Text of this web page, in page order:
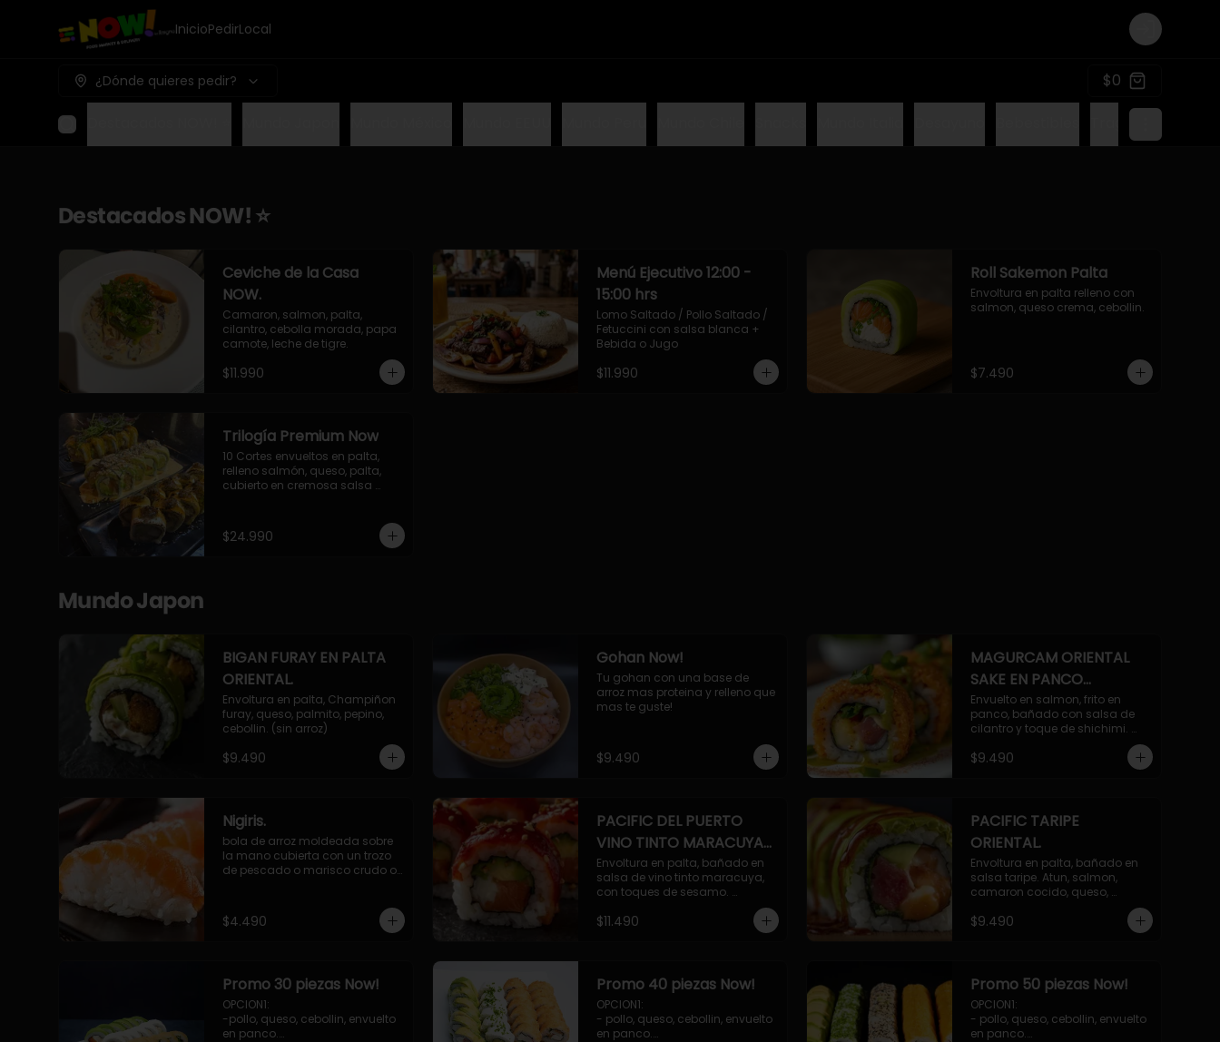
InicioPedirLocal Login
¿Dónde quieres pedir? $0
Destacados NOW! ⭐
Ceviche de la Casa
NOW.
Camaron, salmon, palta,
cilantro, cebolla morada, papa
camote, leche de tigre.
$11.990
Menú Ejecutivo 12:00 -
15:00 hrs
Lomo Saltado / Pollo Saltado /
Fetuccini con salsa blanca +
Bebida o Jugo
$11.990
Roll Sakemon Palta
Envoltura en palta relleno con
salmon, queso crema, cebollin.
$7.490
Trilogía Premium Now
10 Cortes envueltos en palta,
relleno salmón, queso, palta,
cubierto en cremosa salsa
crema, relleno de pollo
apanado y palta, cubierto con
salmón.
$24.990
Mundo Japon
BIGAN FURAY EN PALTA
ORIENTAL.
Envoltura en palta, Champiñon
furay, queso, palmito, pepino,
cebollin. (sin arroz)
$9.490
Gohan Now!
Tu gohan con una base de
arroz mas proteina y relleno que
mas te guste!
$9.490
MAGURCAM ORIENTAL
SAKE EN PANCO
ACILANTRADO.
Envuelto en salmon, frito en
panco, bañado con salsa de
cilantro y toque de shichimi.
Atun, camaron, queso, cebollin.
$9.490
Nigiris.
bola de arroz moldeada sobre
la mano cubierta con un trozo
de pescado o marisco crudo o
$4.490
PACIFIC DEL PUERTO
VINO TINTO MARACUYA
ORIENTAL.
Envoltura en palta, bañado en
salsa de vino tinto maracuya,
con toques de sesamo.
Camaron furai, salmon, queso,
pepino.
$11.490
PACIFIC TARIPE
ORIENTAL.
Envoltura en palta, bañado en
salsa taripe. Atun, salmon,
camaron cocido, queso,
$9.490
Promo 30 piezas Now!
OPCION1:
-pollo, queso, cebollin, envuelto
en panco.
Promo 40 piezas Now!
OPCION1:
- pollo, queso, cebollin, envuelto
en panco.
Promo 50 piezas Now!
OPCION1:
- pollo, queso, cebollin, envuelto
en panco.